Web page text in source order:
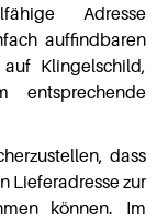
Adresse
auffindbaren
Klingelschild,
entsprechende
dass
Lieferadresse zur
können. Im